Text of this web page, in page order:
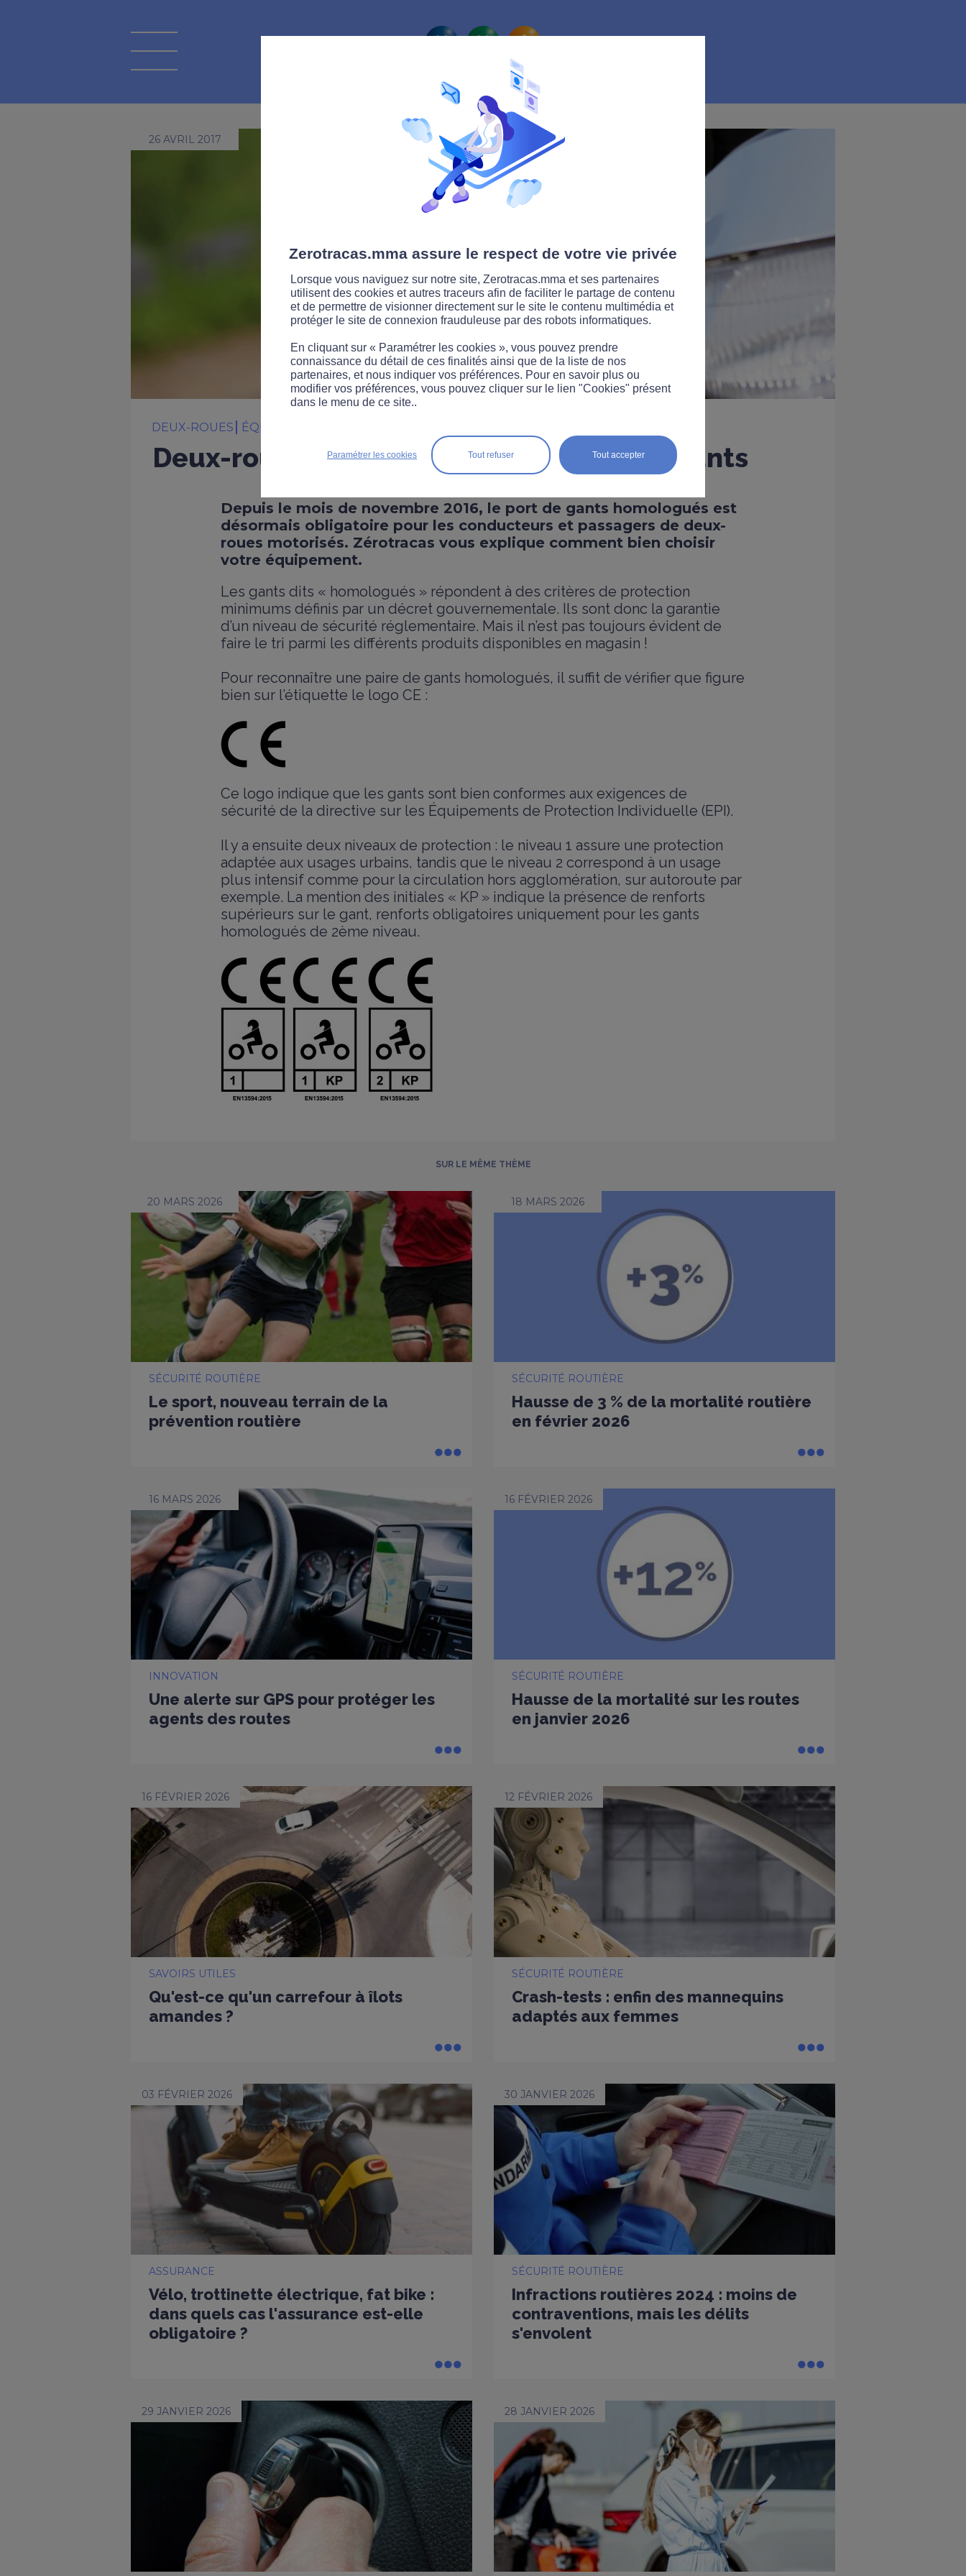
La route Zérotracas
26 AVRIL 2017
DEUX-ROUES ÉQUIPEMENT
Deux-roues motorisés : bien choisir ses gants
Depuis le mois de novembre 2016, le port de gants homologués est
désormais obligatoire pour les conducteurs et passagers de deux-
roues motorisés. Zérotracas vous explique comment bien choisir
votre équipement.
Les gants dits « homologués » répondent à des critères de protection
minimums définis par un décret gouvernementale. Ils sont donc la garantie
d’un niveau de sécurité réglementaire. Mais il n’est pas toujours évident de
faire le tri parmi les différents produits disponibles en magasin !
Pour reconnaître une paire de gants homologués, il suffit de vérifier que figure
bien sur l’étiquette le logo CE :
Ce logo indique que les gants sont bien conformes aux exigences de
sécurité de la directive sur les Équipements de Protection Individuelle (EPI).
Il y a ensuite deux niveaux de protection : le niveau 1 assure une protection
adaptée aux usages urbains, tandis que le niveau 2 correspond à un usage
plus intensif comme pour la circulation hors agglomération, sur autoroute par
exemple. La mention des initiales « KP » indique la présence de renforts
supérieurs sur le gant, renforts obligatoires uniquement pour les gants
homologués de 2ème niveau.
SUR LE MÊME THÈME
20 MARS 2026
SÉCURITÉ ROUTIÈRE
Le sport, nouveau terrain de la
prévention routière
16 MARS 2026
INNOVATION
Une alerte sur GPS pour protéger les
agents des routes
16 FÉVRIER 2026
SAVOIRS UTILES
Qu'est-ce qu'un carrefour à îlots
amandes ?
03 FÉVRIER 2026
ASSURANCE
Vélo, trottinette électrique, fat bike :
dans quels cas l'assurance est-elle
obligatoire ?
29 JANVIER 2026
18 MARS 2026
SÉCURITÉ ROUTIÈRE
Hausse de 3 % de la mortalité routière
en février 2026
16 FÉVRIER 2026
SÉCURITÉ ROUTIÈRE
Hausse de la mortalité sur les routes
en janvier 2026
12 FÉVRIER 2026
SÉCURITÉ ROUTIÈRE
Crash-tests : enfin des mannequins
adaptés aux femmes
30 JANVIER 2026
SÉCURITÉ ROUTIÈRE
Infractions routières 2024 : moins de
contraventions, mais les délits
s'envolent
28 JANVIER 2026
Zerotracas.mma assure le respect de votre vie privée
Lorsque vous naviguez sur notre site, Zerotracas.mma et ses partenaires
utilisent des cookies et autres traceurs afin de faciliter le partage de contenu
et de permettre de visionner directement sur le site le contenu multimédia et
protéger le site de connexion frauduleuse par des robots informatiques.
En cliquant sur « Paramétrer les cookies », vous pouvez prendre
connaissance du détail de ces finalités ainsi que de la liste de nos
partenaires, et nous indiquer vos préférences. Pour en savoir plus ou
modifier vos préférences, vous pouvez cliquer sur le lien "Cookies" présent
dans le menu de ce site..
Tout accepter
Tout refuser
Paramétrer les cookies